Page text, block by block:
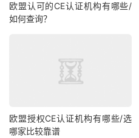
欧盟认可的CE认证机构有哪些/
如何查询？
欧盟授权CE认证机构有哪些/选
哪家比较靠谱